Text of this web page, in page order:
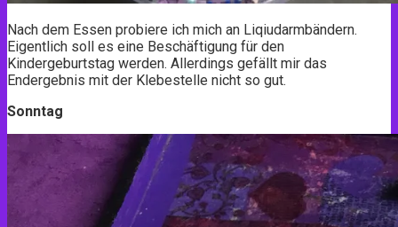
Nach dem Essen probiere ich mich an Liqiudarmbändern.
Eigentlich soll es eine Beschäftigung für den
Kindergeburtstag werden. Allerdings gefällt mir das
Endergebnis mit der Klebestelle nicht so gut.
Sonntag